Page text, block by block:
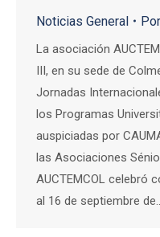
Noticias General Por
La asociación
III, en su sede de
Jornadas
los Programas
auspiciadas por
las Asociaciones
AUCTEMCOL celebró
al 16 de septiembre